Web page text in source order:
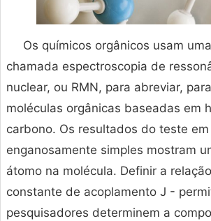
Os químicos orgânicos usam
chamada espectroscopia de
nuclear, ou RMN, para abreviar,
moléculas orgânicas baseadas em
carbono. Os resultados do teste
enganosamente simples mostram
átomo na molécula. Definir a
constante de acoplamento J -
pesquisadores determinem a